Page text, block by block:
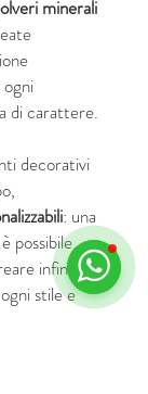
minerali
di carattere.
decorativi
: una
possibile
infinite
stile e